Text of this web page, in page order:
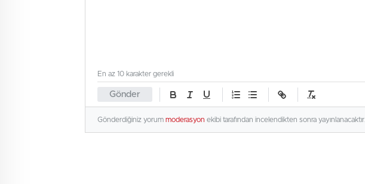
Gönder
En az 10 karakter gerekli
Gönderdiğiniz yorum moderasyon ekibi tarafından incelendikten sonra yayınlanacaktır.